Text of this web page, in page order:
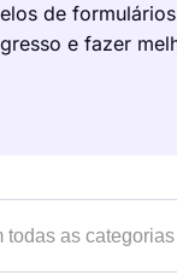
de
e fazer